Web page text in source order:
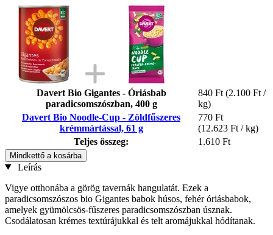
Davert Bio Gigantes - Óriásbab
paradicsomszószban, 400 g
840 Ft (2.100 Ft /
kg)
Davert Bio Noodle-Cup - Zöldfűszeres
krémmártással, 61 g
770 Ft
(12.623 Ft / kg)
Teljes összeg:
1.610 Ft
Mindkettő a kosárba
Leírás
Vigye otthonába a görög tavernák hangulatát. Ezek a
paradicsomszószos bio Gigantes babok húsos, fehér óriásbabok,
amelyek gyümölcsös-fűszeres paradicsomszószban úsznak.
Csodálatosan krémes textúrájukkal és telt aromájukkal hódítanak.